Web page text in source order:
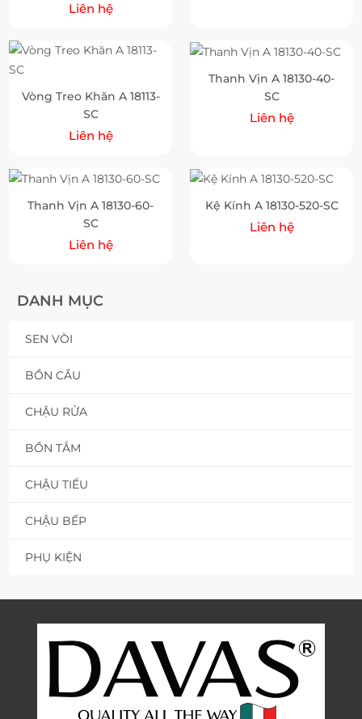
DANH MỤC
SEN VÒI
BỒN CẦU
CHẬU RỬA
BỒN TẮM
CHẬU TIỂU
CHẬU BẾP
PHỤ KIỆN
Liên hệ
Vòng Treo Khăn A 18113-
SC
Liên hệ
Thanh Vịn A 18130-40-
SC
Liên hệ
Thanh Vịn A 18130-60-
SC
Liên hệ
Kệ Kính A 18130-520-SC
Liên hệ